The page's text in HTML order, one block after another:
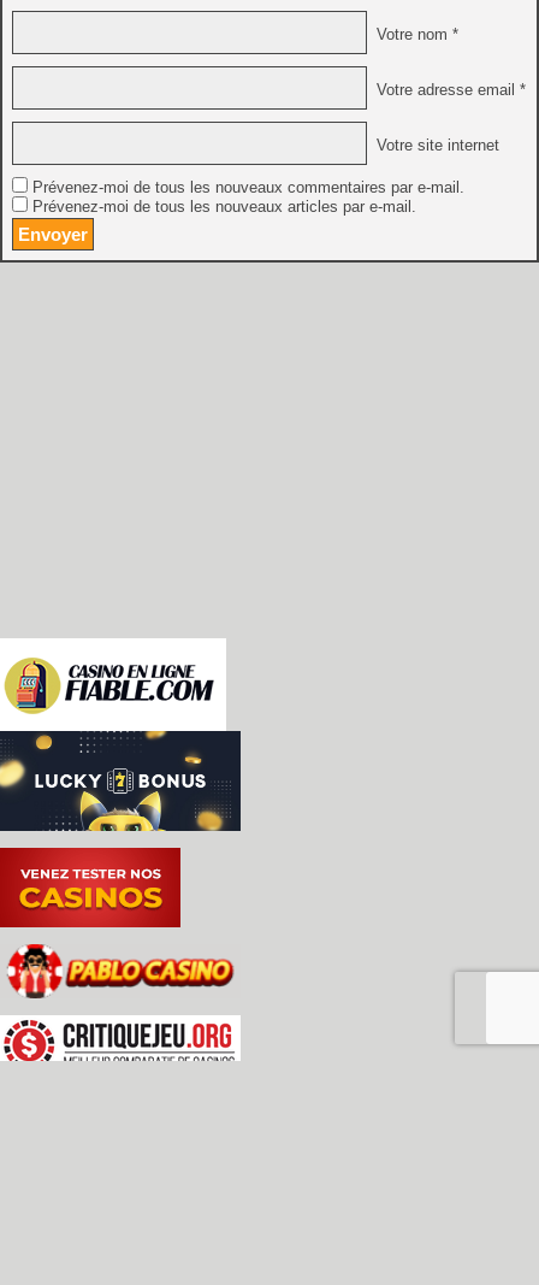
Votre nom *
Votre adresse email *
Votre site internet
Prévenez-moi de tous les nouveaux commentaires par e-mail.
Prévenez-moi de tous les nouveaux articles par e-mail.